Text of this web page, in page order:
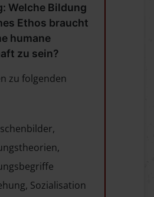
Welche Bildung
Ethos braucht
humane
zu sein?
zu folgenden
Sozialisation